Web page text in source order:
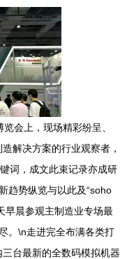
会上，现场精彩纷呈、
解决方案的行业观察者，
词，成文此束记录亦成研
趋势纵览与以此及“soho
早晨参观主制造业专场最
。\n走进完全布满各类打
台最新的全数码模拟机器